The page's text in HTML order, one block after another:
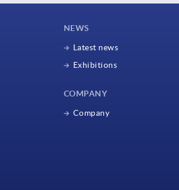
NEWS
Latest news
Exhibitions
COMPANY
Company